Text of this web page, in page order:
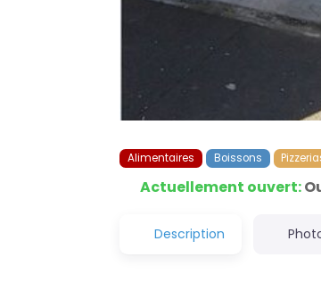
Alimentaires Boissons
Actuellement ouvert:
Description